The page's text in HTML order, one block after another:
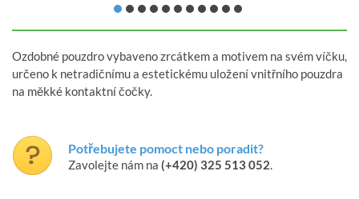
Ozdobné pouzdro vybaveno zrcátkem a motivem na svém víčku,
určeno k netradičnímu a estetickému uložení vnitřního pouzdra
na měkké kontaktní čočky.
Potřebujete pomoct nebo poradit?
Zavolejte nám na (+420) 325 513 052.